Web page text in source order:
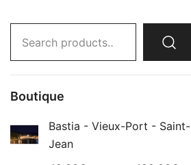
for:
Boutique
Bastia - Vieux-Port - Saint-
Jean